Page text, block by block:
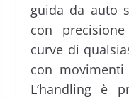
guida da auto
con
curve di
con
L’handling è